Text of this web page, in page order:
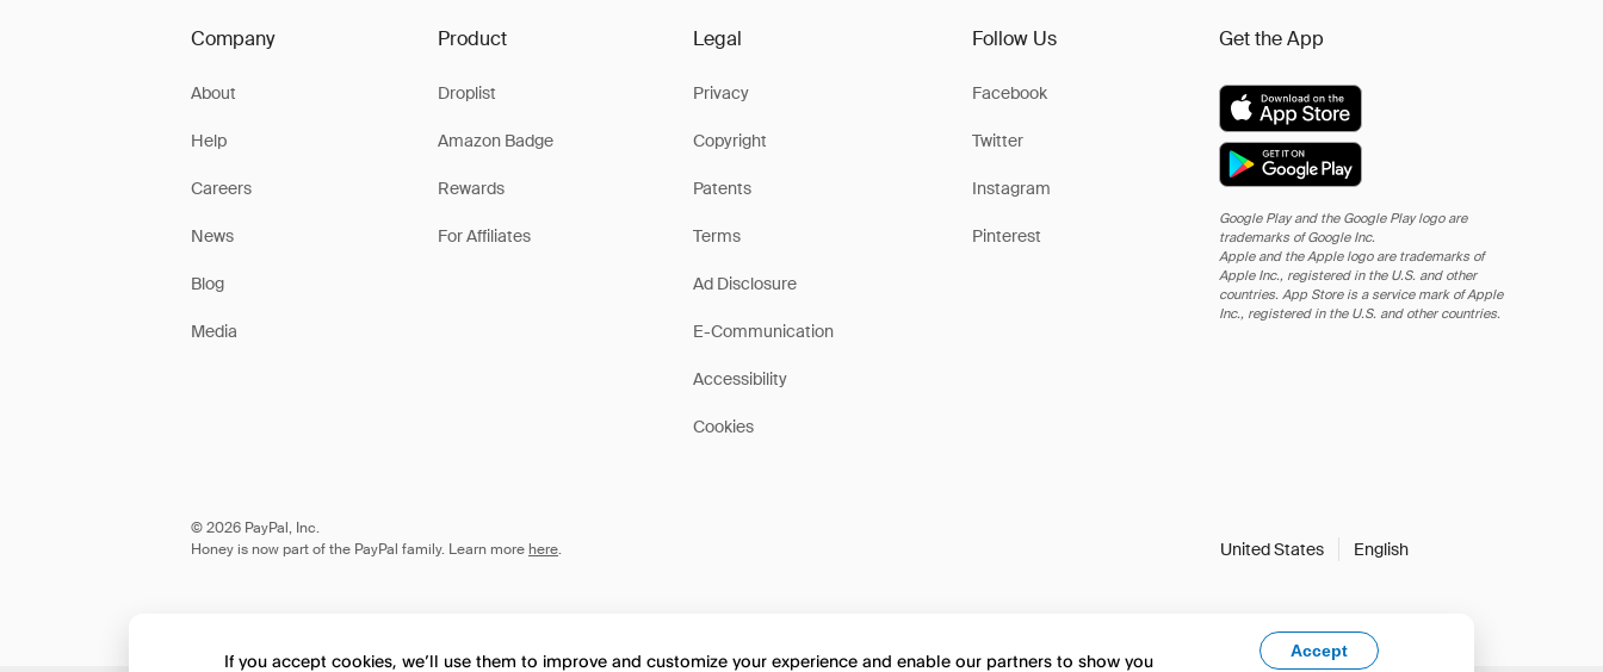
Company
About
Help
Careers
News
Blog
Media
Product
Droplist
Amazon Badge
Rewards
For Affiliates
Legal
Privacy
Copyright
Patents
Terms
Ad Disclosure
E-Communication
Accessibility
Cookies
Follow Us
Facebook
Twitter
Instagram
Pinterest
Get the App
Google Play and the Google Play logo are
trademarks of Google Inc.
Apple and the Apple logo are trademarks of
Apple Inc., registered in the U.S. and other
countries. App Store is a service mark of Apple
Inc., registered in the U.S. and other countries.
© 2026 PayPal, Inc.
Honey is now part of the PayPal family. Learn more here. United States English
If you accept cookies, we’ll use them to improve and customize your experience and enable our partners to show you
Accept